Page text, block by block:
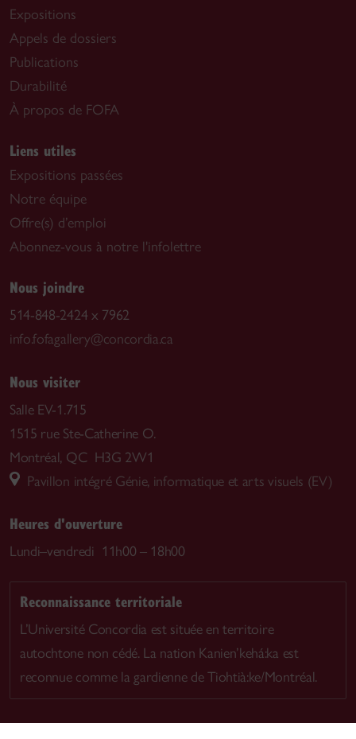
Expositions
Appels de dossiers
Publications
Durabilité
À propos de FOFA
Liens utiles
Expositions passées
Notre équipe
Offre(s) d’emploi
Abonnez-vous à notre l'infolettre
Nous joindre
514-848-2424 x 7962
info.fofagallery@concordia.ca
Nous visiter
Salle EV-1.715
1515 rue Ste-Catherine O.
Montréal, QC H3G 2W1
Pavillon intégré Génie, informatique et arts visuels (EV)
Heures d'ouverture
Lundi–vendredi 11h00 – 18h00
Reconnaissance territoriale
L’Université Concordia est située en territoire
autochtone non cédé. La nation Kanien’kehá:ka est
reconnue comme la gardienne de Tiohtià:ke/Montréal.